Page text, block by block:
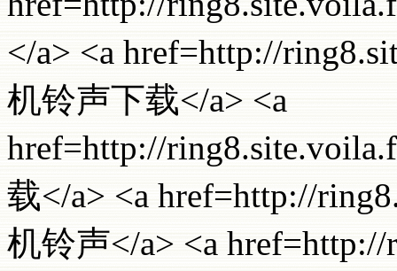
</a> <a href=http://
机铃声下载</a> <a
href=http://
载</a> <a href=http://
机铃声</a> <a